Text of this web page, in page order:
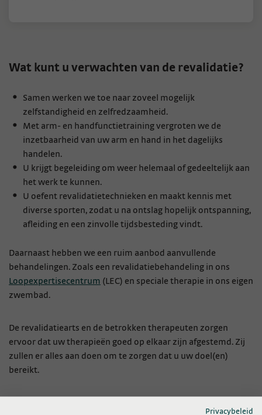
Wat kunt u verwachten van de revalidatie?
Samen werken we toe naar zoveel mogelijk
zelfstandigheid en zelfredzaamheid.
Met arm- en handfunctietraining vergroten we de
inzetbaarheid van uw arm en hand in het dagelijks
handelen.
U krijgt begeleiding om weer helemaal of gedeeltelijk aan
het werk te kunnen.
U oefent revalidatietechnieken en maakt kennis met
diverse sporten, zodat u na ontslag hopelijk ontspanning,
afleiding en een zinvolle tijdsbesteding vindt.
Daarnaast hebben we een ruim aanbod aanvullende
behandelingen. Zoals een revalidatiebehandeling in ons
Loopexpertisecentrum (LEC) en speciale therapie in ons eigen
zwembad.
De revalidatiearts en de betrokken therapeuten zorgen
ervoor dat uw therapieën goed op elkaar zijn afgestemd. Zij
zullen er alles aan doen om te zorgen dat u uw doel(en)
bereikt.
Privacybeleid